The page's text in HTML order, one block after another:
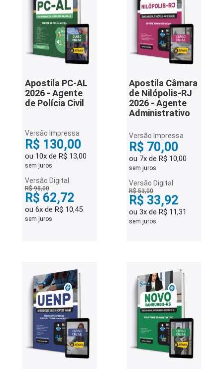
Apostila PC-AL
2026 - Agente
de Polícia Civil
Versão Impressa
R$ 130,00
ou 10x de R$ 13,00
sem juros
Versão Digital
R$ 98,00
R$ 62,72
ou 6x de R$ 10,45
sem juros
Apostila Câmara
de Nilópolis-RJ
2026 - Agente
Administrativo
Versão Impressa
R$ 70,00
ou 7x de R$ 10,00
sem juros
Versão Digital
R$ 53,00
R$ 33,92
ou 3x de R$ 11,31
sem juros